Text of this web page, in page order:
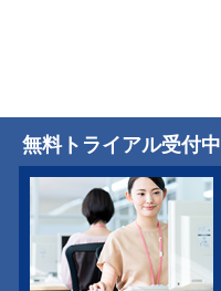
無料トライアル受付中